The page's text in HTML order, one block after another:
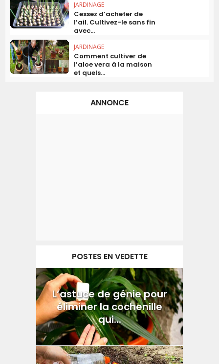
JARDINAGE
Cessez d’acheter de
l’ail. Cultivez-le sans fin
avec...
JARDINAGE
Comment cultiver de
l’aloe vera à la maison
et quels...
ANNONCE
POSTES EN VEDETTE
L’astuce de génie pour
éliminer la cochenille
qui...